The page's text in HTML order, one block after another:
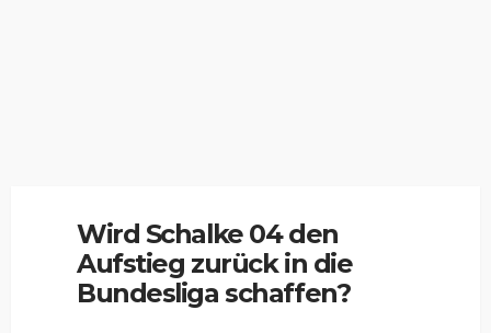
Wird Schalke 04 den
Aufstieg zurück in die
Bundesliga schaffen?